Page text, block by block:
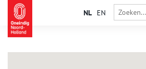
NL EN
Blokker